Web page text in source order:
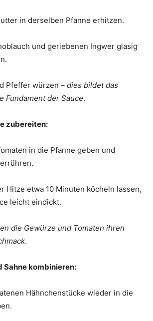
in derselben Pfanne erhitzen.
und geriebenen Ingwer glasig
Pfeffer würzen – dies bildet das
Fundament der Sauce.
zubereiten:
in die Pfanne geben und
Hitze etwa 10 Minuten köcheln lassen,
leicht eindickt.
die Gewürze und Tomaten ihren
.
Sahne kombinieren:
Hähnchenstücke wieder in die